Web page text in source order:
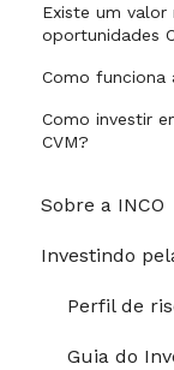
Existe um valor
oportunidades
Como funciona
Como investir
CVM?
Sobre a INCO
Jurídico
Investindo
Perfil de
Guia do